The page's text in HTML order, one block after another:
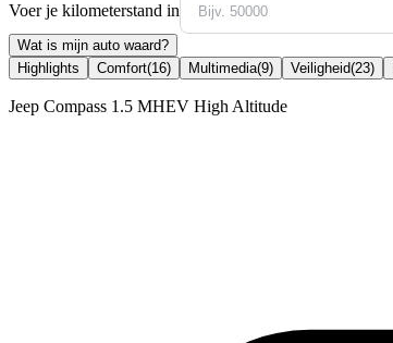
Voer je kilometerstand in
Wat is mijn auto waard?
Highlights
Comfort(16) Multimedia(9) Veiligheid(23)
Jeep Compass 1.5 MHEV High Altitude